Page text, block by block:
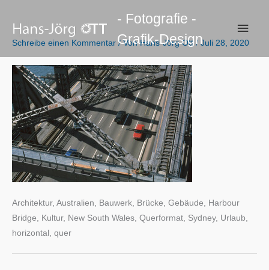
Inhalt
springen
- Fotografie -
Grafik-Design
Schreibe einen Kommentar / VonHans-Jörg Ott / Juli 28, 2020
Architektur, Australien, Bauwerk, Brücke, Gebäude, Harbour
Bridge, Kultur, New South Wales, Querformat, Sydney, Urlaub,
horizontal, quer